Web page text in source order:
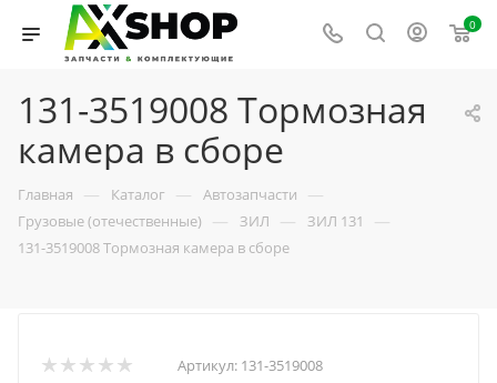
0
131-3519008 Тормозная
камера в сборе
Главная — Каталог — Автозапчасти —
Грузовые (отечественные) — ЗИЛ — ЗИЛ 131 —
131-3519008 Тормозная камера в сборе
Артикул: 131-3519008